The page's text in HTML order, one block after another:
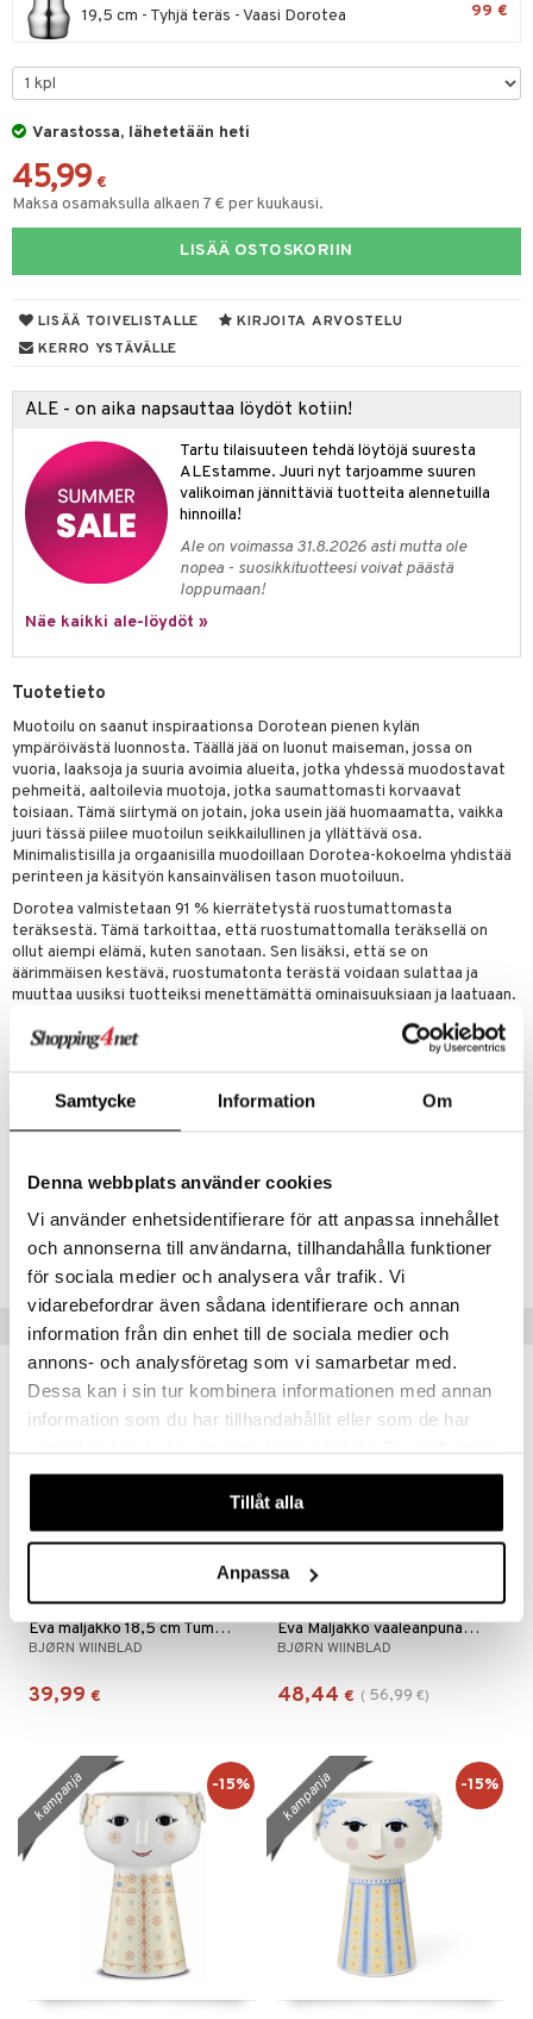
Samtycke Information Om
Denna webbplats använder cookies
Vi använder enhetsidentifierare för att anpassa innehållet
och annonserna till användarna, tillhandahålla funktioner
för sociala medier och analysera vår trafik. Vi
vidarebefordrar även sådana identifierare och annan
information från din enhet till de sociala medier och
annons- och analysföretag som vi samarbetar med.
Dessa kan i sin tur kombinera informationen med annan
information som du har tillhandahållit eller som de har
våra cookies vid fortsatt användande av vår webbplats.
Tillåt alla
Anpassa
19,5 cm - Tyhjä teräs - Vaasi Dorotea 99 €
Varastossa, lähetetään heti
45,99 €
Maksa osamaksulla alkaen 7 € per kuukausi.
LISÄÄ OSTOSKORIIN
LISÄÄ TOIVELISTALLE
KIRJOITA ARVOSTELU
KERRO YSTÄVÄLLE
ALE - on aika napsauttaa löydöt kotiin!
Tartu tilaisuuteen tehdä löytöjä suuresta
ALEstamme. Juuri nyt tarjoamme suuren
valikoiman jännittäviä tuotteita alennetuilla
hinnoilla!
Ale on voimassa 31.8.2026 asti mutta ole
nopea - suosikkituotteesi voivat päästä
loppumaan!
Näe kaikki ale-löydöt »
Tuotetieto
Muotoilu on saanut inspiraationsa Dorotean pienen kylän
ympäröivästä luonnosta. Täällä jää on luonut maiseman, jossa on
vuoria, laaksoja ja suuria avoimia alueita, jotka yhdessä muodostavat
pehmeitä, aaltoilevia muotoja, jotka saumattomasti korvaavat
toisiaan. Tämä siirtymä on jotain, joka usein jää huomaamatta, vaikka
juuri tässä piilee muotoilun seikkailullinen ja yllättävä osa.
Minimalistisilla ja orgaanisilla muodoillaan Dorotea-kokoelma yhdistää
perinteen ja käsityön kansainvälisen tason muotoiluun.
Dorotea valmistetaan 91 % kierrätetystä ruostumattomasta
teräksestä. Tämä tarkoittaa, että ruostumattomalla teräksellä on
ollut aiempi elämä, kuten sanotaan. Sen lisäksi, että se on
äärimmäisen kestävä, ruostumatonta terästä voidaan sulattaa ja
muuttaa uusiksi tuotteiksi menettämättä ominaisuuksiaan ja laatuaan.
siksi se on materiaali, joka jatkaa antamistaan.
Dorotea sai kansainvälisen muotoilupalkinnon German Design Award
Tuotenumero
IUA72-10-JW
Suositut tuotteet
Eva maljakko 18,5 cm Tummansininen
BJØRN WIINBLAD
39,99 €
Eva Maljakko vaaleanpunainen 23 cm
BJØRN WIINBLAD
48,44 € ( 56,99 €)
kampanja -15%
kampanja -15% kampanja -15%
& Vihannesveitset
& Korit
tekstiilit
tekstiilit
& Peitot
hyönteissuoja
& Lyhdyt